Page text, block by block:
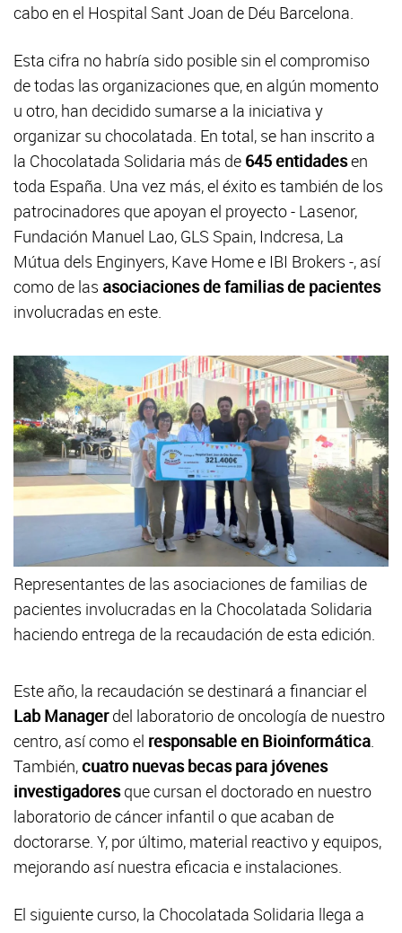
cabo en el Hospital Sant Joan de Déu Barcelona.
Esta cifra no habría sido posible sin el compromiso
de todas las organizaciones que, en algún momento
u otro, han decidido sumarse a la iniciativa y
organizar su chocolatada. En total, se han inscrito a
la Chocolatada Solidaria más de 645 entidadesen
toda España. Una vez más, el éxito es también de los
patrocinadores que apoyan el proyecto - Lasenor,
Fundación Manuel Lao, GLS Spain, Indcresa, La
Mútua dels Enginyers, Kave Home e IBI Brokers -, así
como de las asociaciones de familias de pacientes
involucradas en este.
Representantes de las asociaciones de familias de
pacientes involucradas en la Chocolatada Solidaria
haciendo entrega de la recaudación de esta edición.
Este año, la recaudación se destinará a financiar el
Lab Managerdel laboratorio de oncología de nuestro
centro, así como el responsable en Bioinformática.
También,cuatro nuevas becas para jóvenes
investigadoresque cursan el doctorado en nuestro
laboratorio de cáncer infantil o que acaban de
doctorarse. Y, por último, material reactivo y equipos,
mejorando así nuestra eficacia e instalaciones.
El siguiente curso, la Chocolatada Solidaria llega a